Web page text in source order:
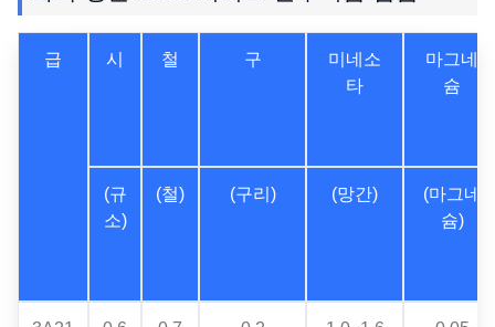
급 시 철 구
미네소
타
마그네
슘
(규
소)
(철) (구리) (망간)
(마그네
슘)